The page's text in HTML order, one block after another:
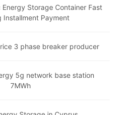
Storage Container Fast
Installment Payment
3 phase breaker producer
5g network base station
7MWh